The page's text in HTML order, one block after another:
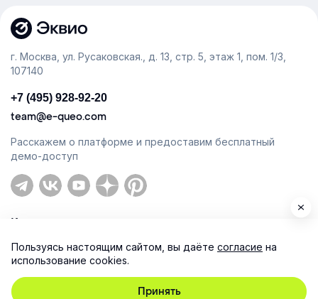
г. Москва, ул. Русаковская., д. 13, стр. 5, этаж 1, пом. 1/3,
107140
+7 (495) 928-92-20
team@e-queo.com
Расскажем о платформе и предоставим бесплатный
демо-доступ
Компания
Продукт
Ресурсы
Пользуясь настоящим сайтом, вы даёте согласие на
использование cookies.
Принять